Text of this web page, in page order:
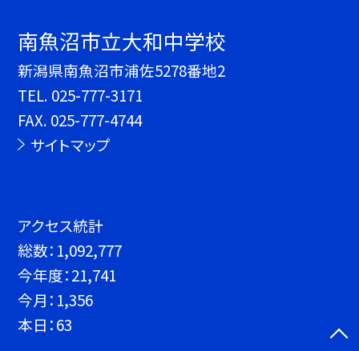
南魚沼市立大和中学校
新潟県南魚沼市浦佐5278番地2
TEL. 025-777-3171
FAX. 025-777-4744
サイトマップ
アクセス統計
総数： 1,092,777
今年度：21,741
今月： 1,356
本日：63